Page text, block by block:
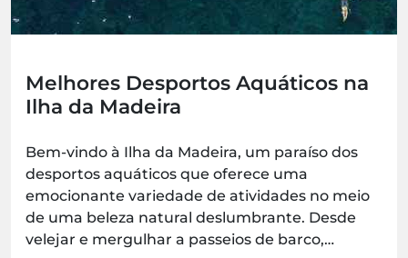
Melhores Desportos Aquáticos na
Ilha da Madeira
Bem-vindo à Ilha da Madeira, um paraíso dos
desportos aquáticos que oferece uma
emocionante variedade de atividades no meio
de uma beleza natural deslumbrante. Desde
velejar e mergulhar a passeios de barco,